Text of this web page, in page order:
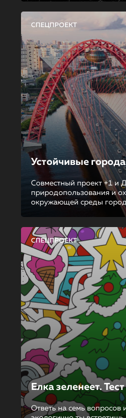
СПЕЦПРОЕКТ
Устойчивые
Совместный проект +1 и
природопользования и
окружающей среды
СПЕЦПРОЕКТ
Елка зеленеет.
Ответь на семь вопросов